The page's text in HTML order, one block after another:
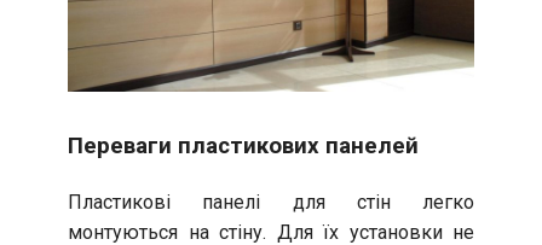
Переваги пластикових панелей
Пластикові панелі для стін легко
монтуються на стіну. Для їх установки не